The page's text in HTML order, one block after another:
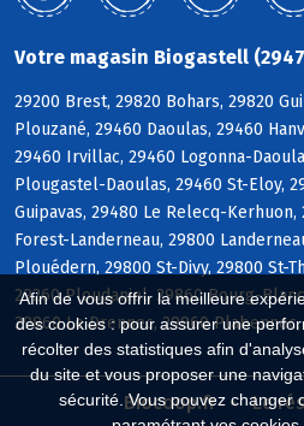
Afin de vous offrir la meilleure
des cookies : pour assurer une
récolter des statistiques afin
du site et vous proposer une
sécurité. Vous pouvez changer
Votre magasin Biogastell
29200 Brest, 29820 Bohars, 29820
Plouzané, 29460 Daoulas, 29460
29460 Irvillac, 29460 Logonna-
Plougastel-Daoulas, 29460 St-Eloy,
Guipavas, 29480 Le Relecq-Kerhuon,
Forest-Landerneau, 29800
Plouédern, 29800 St-Divy, 29800 St-
29260 Ploudaniel, 29860 Bourg-
29860 Le Drennec, 29860
Biocoop.fr Le